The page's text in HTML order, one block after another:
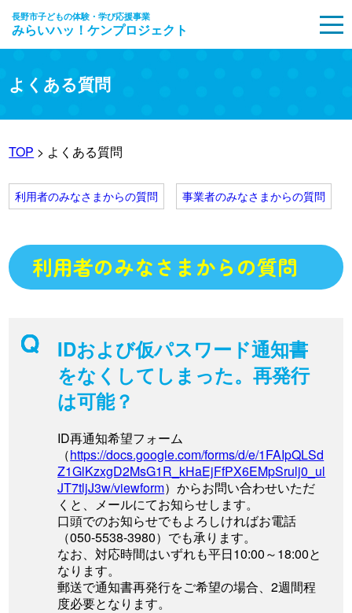
長野市子どもの体験・学び応援事業
みらいハッ！ケンプロジェクト
よくある質問
TOP > よくある質問
利用者のみなさまからの質問 事業者のみなさまからの質問
利用者のみなさまからの質問
IDおよび仮パスワード通知書
をなくしてしまった。再発行
は可能？
ID再通知希望フォーム
（https://docs.google.com/forms/d/e/1FAIpQLSd
Z1GlKzxgD2MsG1R_kHaEjFfPX6EMpSrulj0_ul
JT7tljJ3w/viewform）からお問い合わせいただ
くと、メールにてお知らせします。
口頭でのお知らせでもよろしければお電話
（050-5538-3980）でも承ります。
なお、対応時間はいずれも平日10:00～18:00と
なります。
郵送で通知書再発行をご希望の場合、2週間程
度必要となります。